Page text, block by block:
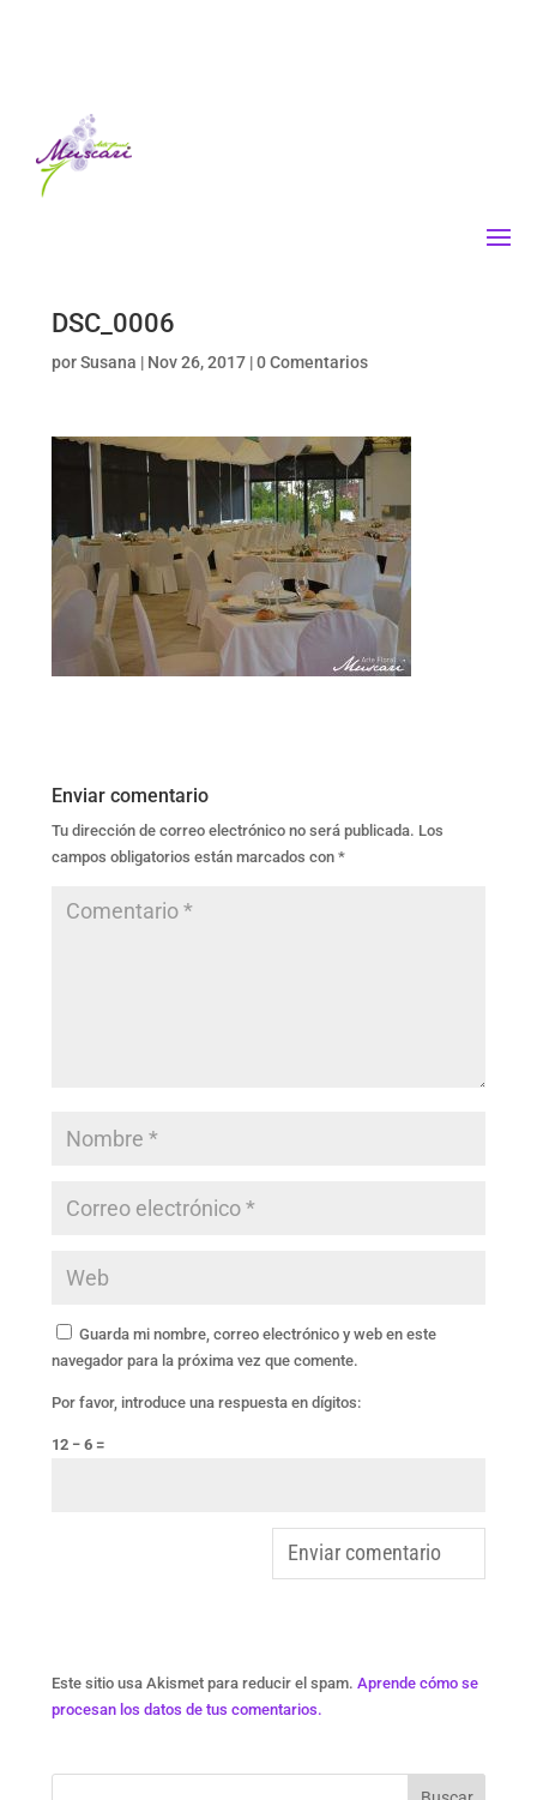
DSC_0006
porSusana | Nov 26, 2017|0 Comentarios
Enviar comentario
Tu dirección de correo electrónico no será publicada. Los
campos obligatorios están marcados con *
Guarda mi nombre, correo electrónico y web en este
navegador para la próxima vez que comente.
Por favor, introduce una respuesta en dígitos:
12 − 6 =
Este sitio usa Akismet para reducir el spam. Aprende cómo se
procesan los datos de tus comentarios.